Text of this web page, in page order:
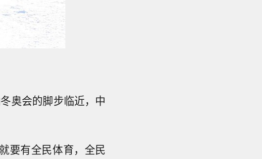
奥会的脚步临近，中
要有全民体育，全民